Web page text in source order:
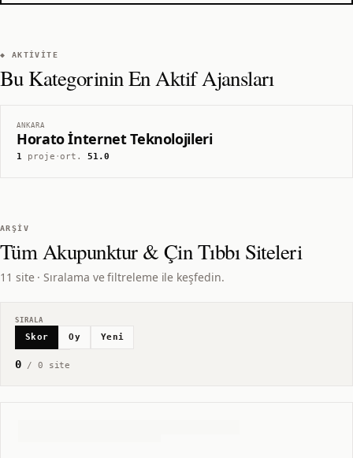
◆ AKTIVITE
Bu Kategorinin En Aktif Ajansları
ANKARA
Horato İnternet Teknolojileri
1proje ·ort.51.0
ARŞIV
TümAkupunktur & Çin TıbbıSiteleri
11 site · Sıralama ve filtreleme ile keşfedin.
SIRALA
Skor Oy Yeni
0/ 0 site